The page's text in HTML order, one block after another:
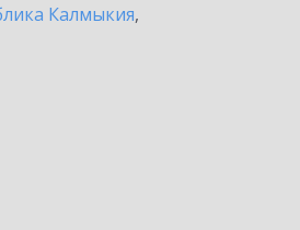
Калмыкия,